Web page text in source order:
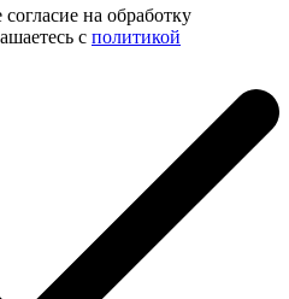
на обработку
с политикой